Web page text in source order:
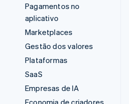
Pagamentos no
aplicativo
Marketplaces
Gestão dos valores
Plataformas
SaaS
Empresas de IA
Economia de criadores